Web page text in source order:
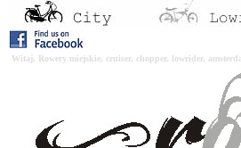
Witaj. Rowery miejskie, cruiser, chopper, lowrider,